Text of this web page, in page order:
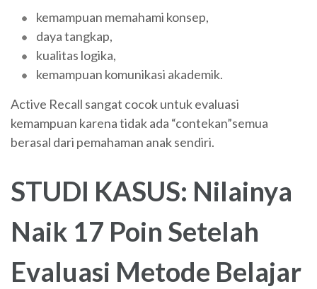
kemampuan memahami konsep,
daya tangkap,
kualitas logika,
kemampuan komunikasi akademik.
Active Recall sangat cocok untuk evaluasi
kemampuan karena tidak ada “contekan”semua
berasal dari pemahaman anak sendiri.
STUDI KASUS: Nilainya
Naik 17 Poin Setelah
Evaluasi Metode Belajar